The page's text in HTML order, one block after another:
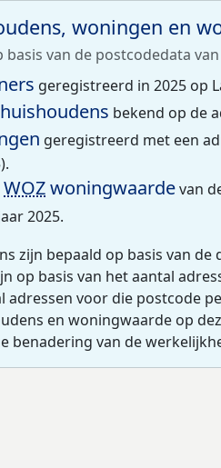
woningen en
basis van de postcodedata
geregistreerd in 2025 op
bekend op de
geregistreerd met een
WOZwoningwaardevan
2025.
zijn bepaald op basis van
op basis van het aantal
adressen voor die postcode
en woningwaarde op
benadering van de